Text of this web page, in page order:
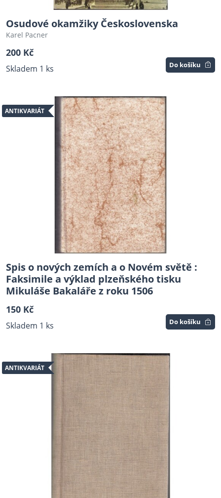
Osudové okamžiky Československa
Karel Pacner
200 Kč
Skladem 1 ks Do košíku
ANTIKVARIÁT
Spis o nových zemích a o Novém světě :
Faksimile a výklad plzeňského tisku
Mikuláše Bakaláře z roku 1506
150 Kč
Skladem 1 ks Do košíku
ANTIKVARIÁT